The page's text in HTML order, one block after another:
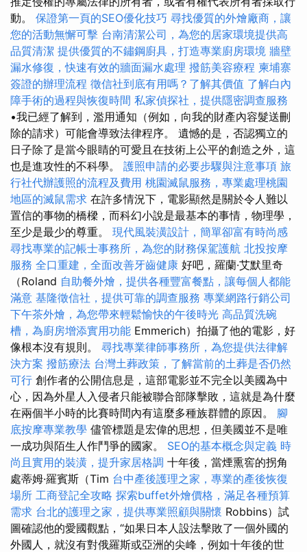
動。 保證第一頁的SEO優化技巧 尋找優質的外燴廠商，讓
您的活動無懈可擊 台南清潔公司，為您的居家環境提供高
品質清潔 提供優質的不鏽鋼廚具，打造專業廚房環境 牆壁
漏水修復，快速有效的牆面漏水處理 撥筋美容療程 柬埔寨
簽證的辦理流程 徵信社到底有用嗎？了解其價值 了解白內
障手術的過程與恢復時間 私家偵探社，提供隱密調查服務
•我已經了解到，濫用通知（例如，向我的財產內容髮送刪
除的請求）可能會導致法律程序。 遺憾的是，否認獨立的
日子除了是當今眼睛的可愛且在技術上公平的創造之外，這
也是進攻性的不科學。 護照申請的必要步驟與注意事項 旅
行社代辦護照的流程及費用 桃園滅鼠服務，專業處理桃園
地區的滅鼠需求 在許多情況下，電影顯然是關於令人難以
置信的事物的橋樑，而科幻小說是最基本的事情，物理學，
至少是最少的尊重。 現代風裝潢設計，簡單卻富有時尚感
尋找專業的記帳士事務所，為您的財務保駕護航 北投按摩
服務 全口重建，全面改善牙齒健康 好吧，羅蘭·艾默里奇
（Roland 自助餐外燴，提供各種豐富餐點，讓每個人都能
滿意 基隆徵信社，提供可靠的調查服務 專業網路行銷公司
下午茶外燴，為您帶來輕鬆愉快的午後時光 高品質洗碗
槽，為廚房增添實用功能 Emmerich）拍攝了他的電影，好
像根本沒有規則。 尋找專業律師事務所，為您提供法律解
決方案 撥筋療法 台灣土葬政策，了解當前的土葬是否仍然
可行 創作者的公開信息是，這部電影並不完全以美國為中
心，因為外星人入侵者只能被聯合部隊擊敗，這就是為什麼
在兩個半小時的比賽時間內有這麼多種族群體的原因。 腳
底按摩專業教學 儘管標題是宏偉的思想，但美國並不是唯
一成功與陌生人作鬥爭的國家。 SEO的基本概念與定義 時
尚且實用的裝潢，提升家居格調 十年後，當煙熏窖的拐角
處蒂姆·羅賓斯（Tim 台中產後護理之家，專業的產後恢復
場所 工商登記全攻略 探索buffet外燴價格，滿足各種預算
需求 台北的護理之家，提供專業照顧與關懷 Robbins）試
圖確認他的愛國觀點，“如果日本人設法擊敗了一個外國的
外國人，就沒有對俄羅斯或亞洲的尖峰，例如十年後的世